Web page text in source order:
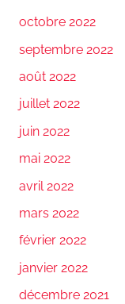
octobre 2022
septembre 2022
août 2022
juillet 2022
juin 2022
mai 2022
avril 2022
mars 2022
février 2022
janvier 2022
décembre 2021